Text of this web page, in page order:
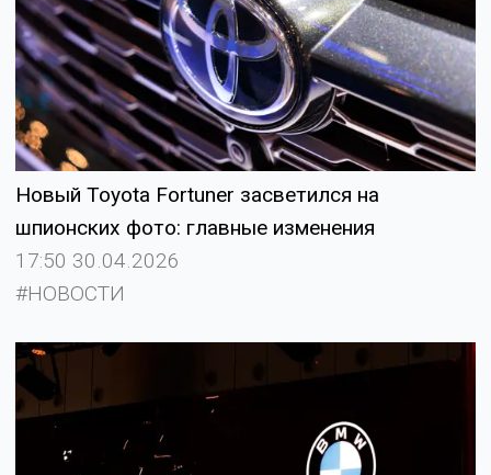
Новый Toyota Fortuner засветился на
шпионских фото: главные изменения
17:50 30.04.2026
#НОВОСТИ